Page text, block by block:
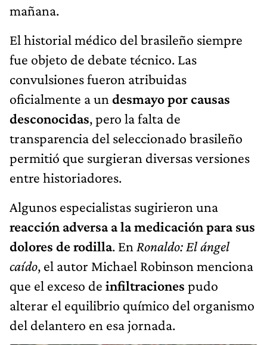
mañana.
El historial médico del brasileño siempre
fue objeto de debate técnico. Las
convulsiones fueron atribuidas
oficialmente a un desmayo por causas
desconocidas, pero la falta de
transparencia del seleccionado brasileño
permitió que surgieran diversas versiones
entre historiadores.
Algunos especialistas sugirieron una
reacción adversa a la medicación para sus
dolores de rodilla. En Ronaldo: El ángel
caído, el autor Michael Robinson menciona
que el exceso de infiltraciones pudo
alterar el equilibrio químico del organismo
del delantero en esa jornada.